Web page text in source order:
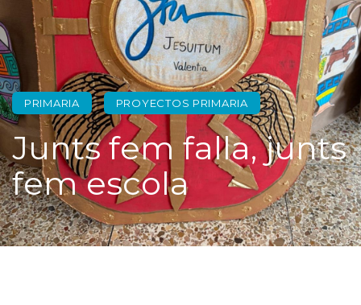
PRIMARIA PROYECTOS PRIMARIA
Junts fem falla, junts
fem escola